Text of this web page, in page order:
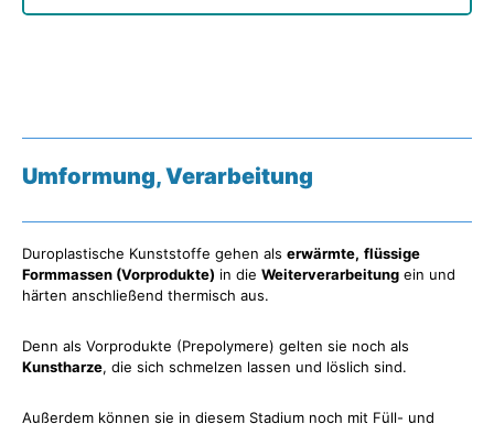
Umformung, Verarbeitung
Duroplastische Kunststoffe gehen als erwärmte, flüssige
Formmassen (Vorprodukte) in die Weiterverarbeitung ein und
härten anschließend thermisch aus.
Denn als Vorprodukte (Prepolymere) gelten sie noch als
Kunstharze, die sich schmelzen lassen und löslich sind.
Außerdem können sie in diesem Stadium noch mit Füll- und